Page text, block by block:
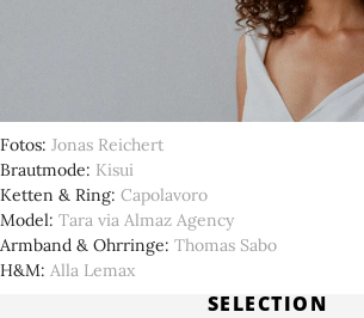
Fotos Jonas Reichert
Brautmode Kisui
Ketten & Ring Capolavoro
Model Tara via Almaz Agency
Armband & Ohrringe Thomas Sabo
H&M Alla Lemax
SELECTION